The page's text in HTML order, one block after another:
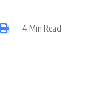
4 Min Read